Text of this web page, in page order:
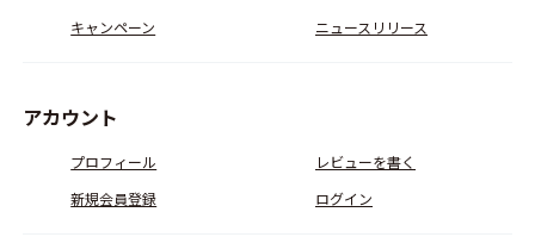
キャンペーン ニュースリリース
アカウント
プロフィール
レビューを書く
新規会員登録
ログイン